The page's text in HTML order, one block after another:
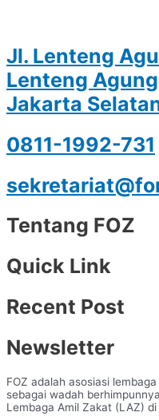
Jl. Lenteng
Lenteng
Jakarta
0811-1992-731
Tentang FOZ
Quick Link
Recent Post
Newsletter
FOZ adalah asosiasi
sebagai wadah
Lembaga Amil Zakat (LAZ)